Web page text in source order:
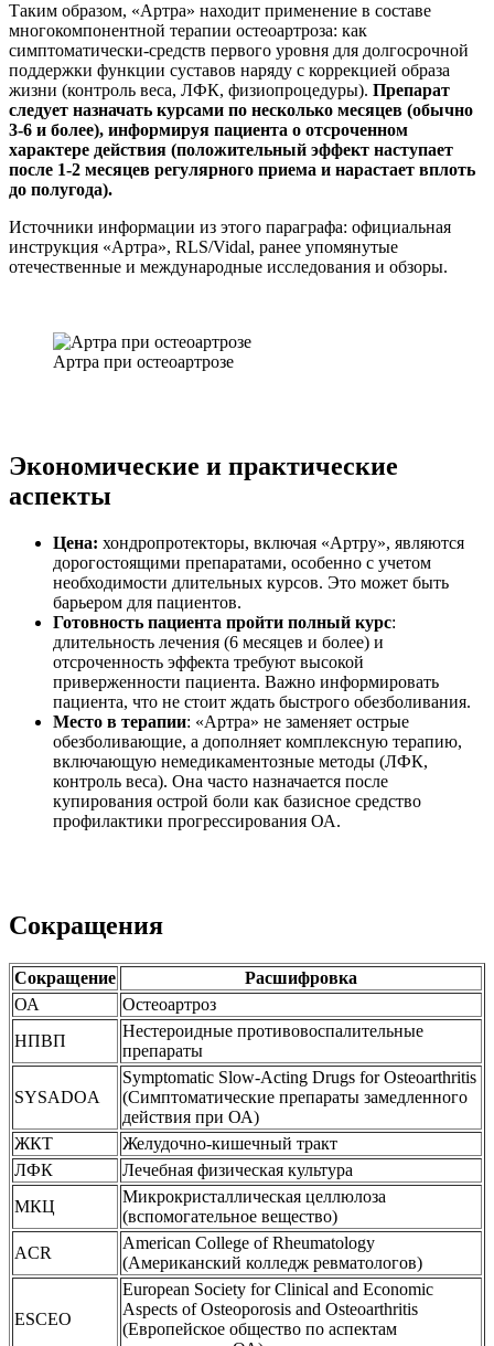
Таким образом, «Артра» находит применение в составе
многокомпонентной терапии остеоартроза: как
симптоматически-средств первого уровня для долгосрочной
поддержки функции суставов наряду с коррекцией образа
жизни (контроль веса, ЛФК, физиопроцедуры). Препарат
следует назначать курсами по несколько месяцев (обычно
3-6 и более), информируя пациента о отсроченном
характере действия (положительный эффект наступает
после 1-2 месяцев регулярного приема и нарастает вплоть
до полугода).
Источники информации из этого параграфа: официальная
инструкция «Артра», RLS/Vidal, ранее упомянутые
отечественные и международные исследования и обзоры.
Артра при остеоартрозе
Экономические и практические
аспекты
Цена: хондропротекторы, включая «Артру», являются
дорогостоящими препаратами, особенно с учетом
необходимости длительных курсов. Это может быть
барьером для пациентов.
Готовность пациента пройти полный курс:
длительность лечения (6 месяцев и более) и
отсроченность эффекта требуют высокой
приверженности пациента. Важно информировать
пациента, что не стоит ждать быстрого обезболивания.
Место в терапии: «Артра» не заменяет острые
обезболивающие, а дополняет комплексную терапию,
включающую немедикаментозные методы (ЛФК,
контроль веса). Она часто назначается после
купирования острой боли как базисное средство
профилактики прогрессирования ОА.
Сокращения
Сокращение
Расшифровка
ОА
Остеоартроз
НПВП
Нестероидные противовоспалительные
препараты
SYSADOA
Symptomatic Slow-Acting Drugs for Osteoarthritis
(Симптоматические препараты замедленного
действия при ОА)
ЖКТ
Желудочно-кишечный тракт
ЛФК
Лечебная физическая культура
МКЦ
Микрокристаллическая целлюлоза
(вспомогательное вещество)
ACR
American College of Rheumatology
(Американский колледж ревматологов)
ESCEO
European Society for Clinical and Economic
Aspects of Osteoporosis and Osteoarthritis
(Европейское общество по аспектам